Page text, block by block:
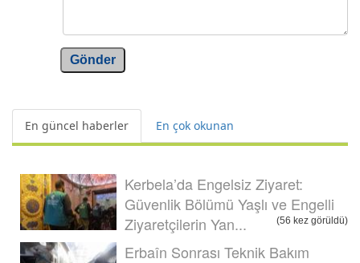
Gönder
En güncel haberler En çok okunan
Kerbela’da Engelsiz Ziyaret:
Güvenlik Bölümü Yaşlı ve Engelli
Ziyaretçilerin Yan...
(56 kez görüldü)
Erbaîn Sonrası Teknik Bakım